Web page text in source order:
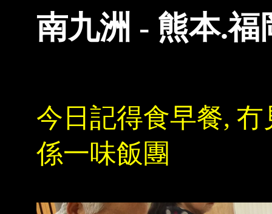
南九洲 - 熊本.福
今日記得食早餐,
係一味飯團